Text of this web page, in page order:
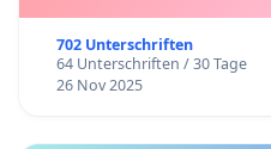
702 Unterschriften
64 Unterschriften / 30 Tage
26 Nov 2025